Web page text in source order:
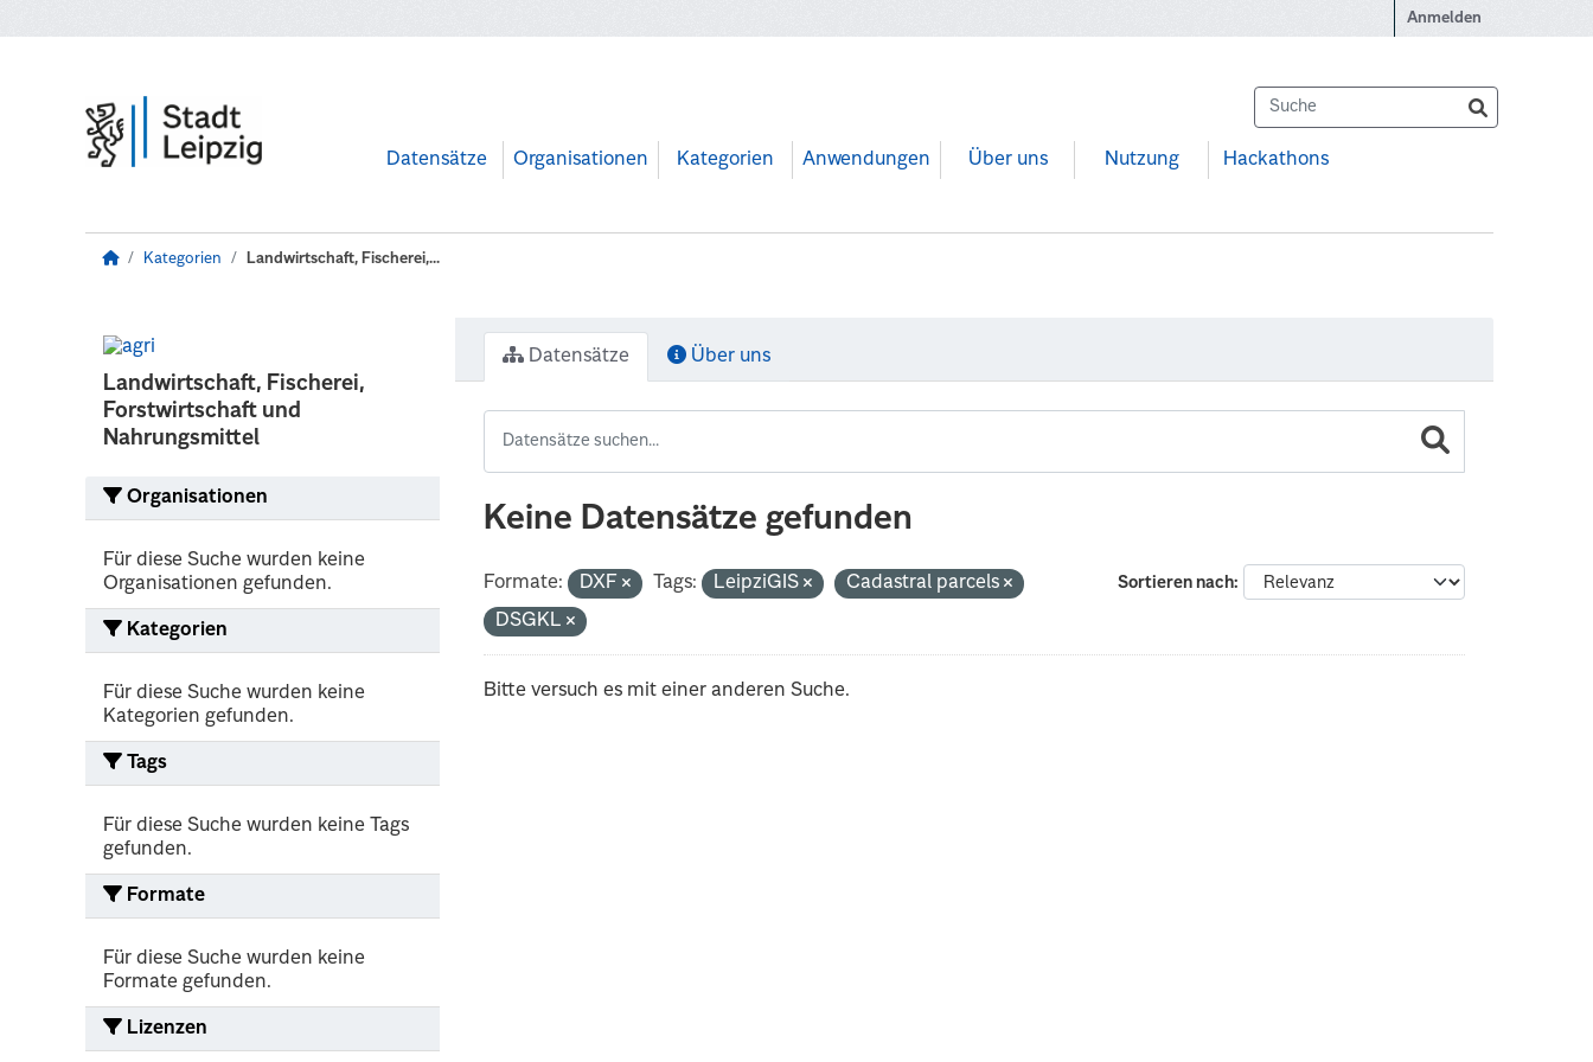
Anmelden
Datensätze Organisationen Kategorien Anwendungen Über uns Nutzung Hackathons
Kategorien Landwirtschaft, Fischerei,...
Landwirtschaft, Fischerei,
Forstwirtschaft und
Nahrungsmittel
Organisationen
Für diese Suche wurden keine
Organisationen gefunden.
Kategorien
Für diese Suche wurden keine
Kategorien gefunden.
Tags
Für diese Suche wurden keine Tags
gefunden.
Formate
Für diese Suche wurden keine
Formate gefunden.
Lizenzen
Datensätze Über uns
Keine Datensätze gefunden
Sortieren nach
Formate: DXF Tags: LeipziGIS
Cadastral parcels
DSGKL
Bitte versuch es mit einer anderen Suche.